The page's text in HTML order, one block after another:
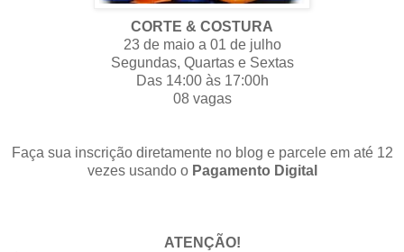
CORTE & COSTURA
23 de maio a 01 de julho
Segundas, Quartas e Sextas
Das 14:00 às 17:00h
08 vagas
Faça sua inscrição diretamente no blog e parcele em até 12
vezes usando o Pagamento Digital
ATENÇÃO!